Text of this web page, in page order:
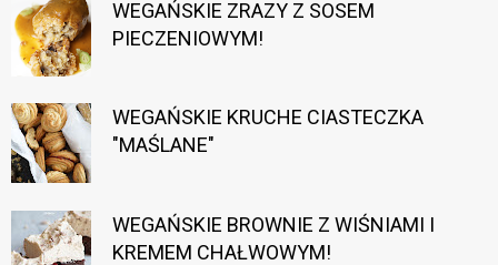
WEGAŃSKIE ZRAZY Z SOSEM
PIECZENIOWYM!
WEGAŃSKIE KRUCHE CIASTECZKA
"MAŚLANE"
WEGAŃSKIE BROWNIE Z WIŚNIAMI I
KREMEM CHAŁWOWYM!